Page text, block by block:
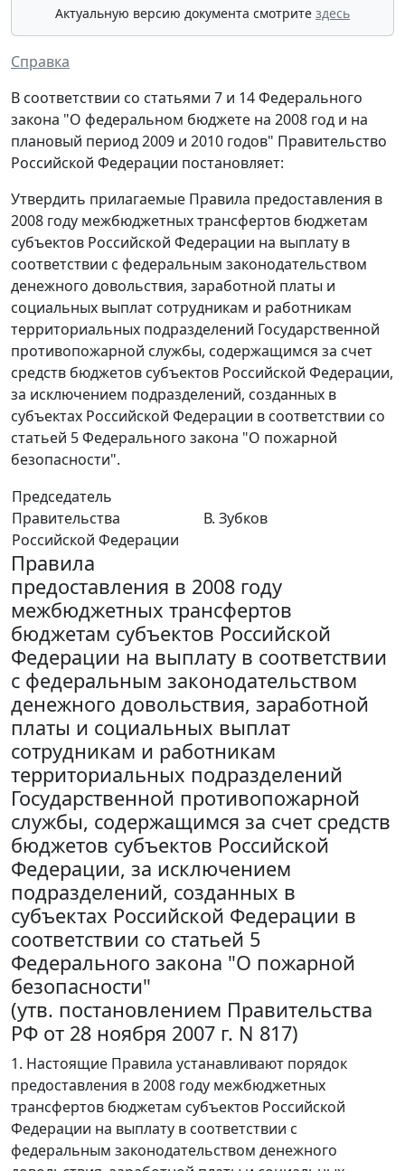
Актуальную версию документа смотрите здесь
Справка
В соответствии со статьями 7 и 14 Федерального
закона "О федеральном бюджете на 2008 год и на
плановый период 2009 и 2010 годов" Правительство
Российской Федерации постановляет:
Утвердить прилагаемые Правила предоставления в
2008 году межбюджетных трансфертов бюджетам
субъектов Российской Федерации на выплату в
соответствии с федеральным законодательством
денежного довольствия, заработной платы и
социальных выплат сотрудникам и работникам
территориальных подразделений Государственной
противопожарной службы, содержащимся за счет
средств бюджетов субъектов Российской Федерации,
за исключением подразделений, созданных в
субъектах Российской Федерации в соответствии со
статьей 5 Федерального закона "О пожарной
безопасности".
Председатель
Правительства
Российской Федерации
В. Зубков
Правила
предоставления в 2008 году
межбюджетных трансфертов
бюджетам субъектов Российской
Федерации на выплату в соответствии
с федеральным законодательством
денежного довольствия, заработной
платы и социальных выплат
сотрудникам и работникам
территориальных подразделений
Государственной противопожарной
службы, содержащимся за счет средств
бюджетов субъектов Российской
Федерации, за исключением
подразделений, созданных в
субъектах Российской Федерации в
соответствии со статьей 5
Федерального закона "О пожарной
безопасности"
(утв. постановлением Правительства
РФ от 28 ноября 2007 г. N 817)
1. Настоящие Правила устанавливают порядок
предоставления в 2008 году межбюджетных
трансфертов бюджетам субъектов Российской
Федерации на выплату в соответствии с
федеральным законодательством денежного